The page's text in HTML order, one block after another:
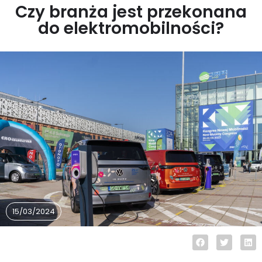
Czy branża jest przekonana
do elektromobilności?
15/03/2024